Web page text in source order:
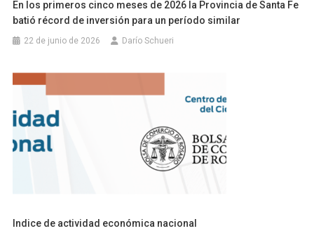
En los primeros cinco meses de 2026 la Provincia de Santa Fe
batió récord de inversión para un período similar
22 de junio de 2026 Darío Schueri
Indice de actividad económica nacional